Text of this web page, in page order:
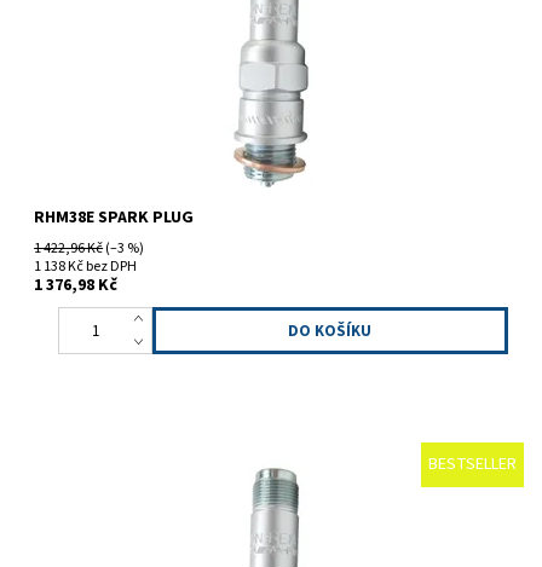
RHM38E SPARK PLUG
1 422,96 Kč(–3 %)
1 138 Kč bez DPH
1 376,98 Kč
BESTSELLER